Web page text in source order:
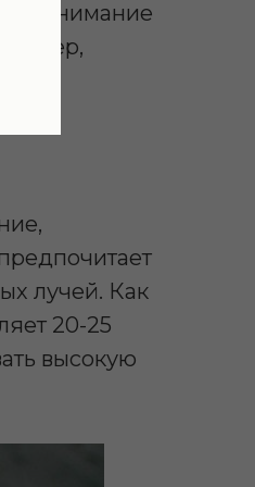
внимание
лучей. Как
20-25
высокую